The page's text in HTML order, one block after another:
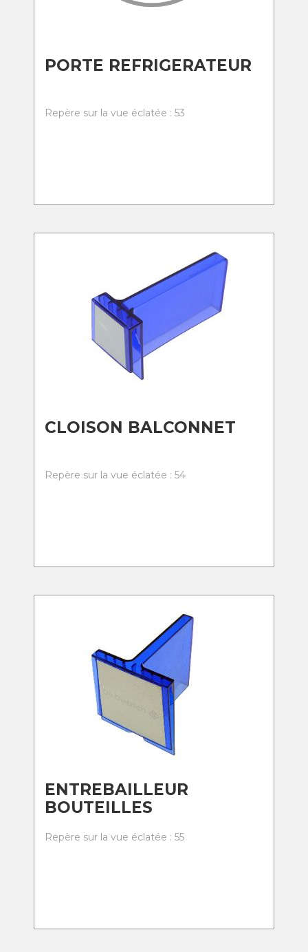
PORTE REFRIGERATEUR
Repère sur la vue éclatée : 53
CLOISON BALCONNET
Repère sur la vue éclatée : 54
ENTREBAILLEUR
BOUTEILLES
Repère sur la vue éclatée : 55